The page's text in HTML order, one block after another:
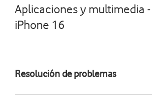
Aplicaciones y multimedia
iPhone 16
Resolución de problemas